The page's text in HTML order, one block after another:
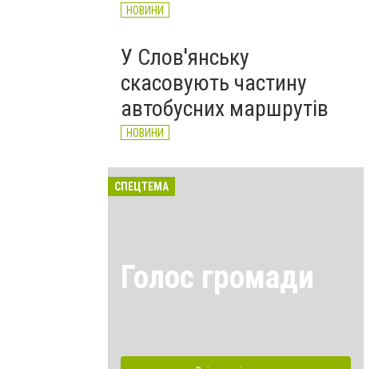
НОВИНИ
У Слов'янську
скасовують частину
автобусних маршрутів
НОВИНИ
СПЕЦТЕМА
Голос громади